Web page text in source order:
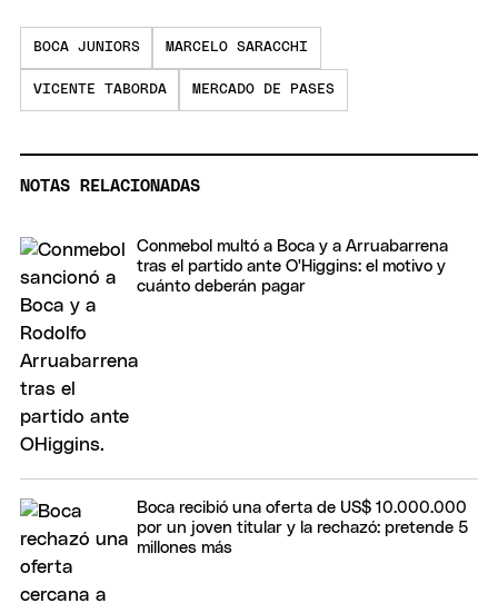
BOCA JUNIORS MARCELO SARACCHI
VICENTE TABORDA MERCADO DE PASES
NOTAS RELACIONADAS
Conmebol multó a Boca y a Arruabarrena
tras el partido ante O'Higgins: el motivo y
cuánto deberán pagar
Boca recibió una oferta de US$ 10.000.000
por un joven titular y la rechazó: pretende 5
millones más